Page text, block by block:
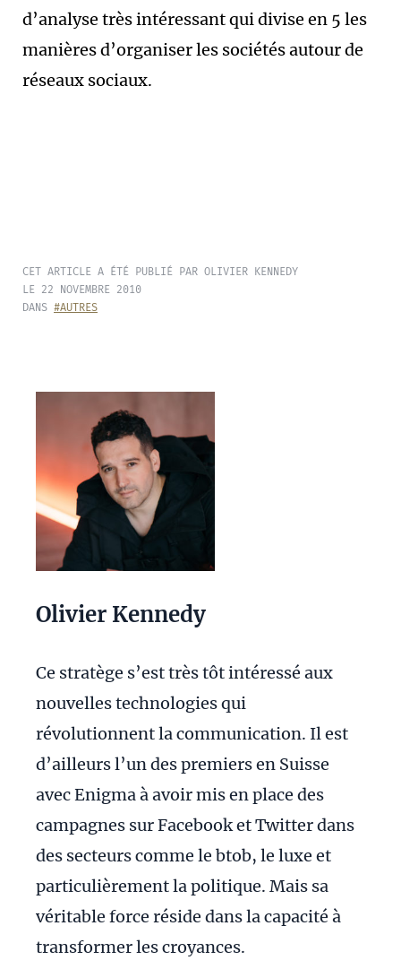
d’analyse très intéressant qui divise en 5 les
manières d’organiser les sociétés autour de
réseaux sociaux.
CET ARTICLE A ÉTÉ PUBLIÉ PAR OLIVIER KENNEDY
LE 22 NOVEMBRE 2010
DANS #AUTRES
Olivier Kennedy
Ce stratège s’est très tôt intéressé aux
nouvelles technologies qui
révolutionnent la communication. Il est
d’ailleurs l’un des premiers en Suisse
avec Enigma à avoir mis en place des
campagnes sur Facebook et Twitter dans
des secteurs comme le btob, le luxe et
particulièrement la politique. Mais sa
véritable force réside dans la capacité à
transformer les croyances.